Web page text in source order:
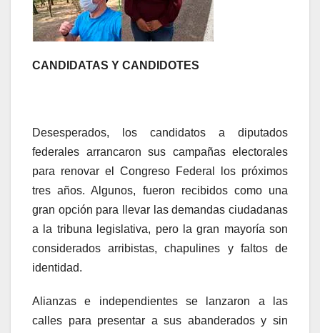
CANDIDATAS Y CANDIDOTES
Desesperados, los candidatos a diputados
federales arrancaron sus campañas electorales
para renovar el Congreso Federal los próximos
tres años. Algunos, fueron recibidos como una
gran opción para llevar las demandas ciudadanas
a la tribuna legislativa, pero la gran mayoría son
considerados arribistas, chapulines y faltos de
identidad.
Alianzas e independientes se lanzaron a las
calles para presentar a sus abanderados y sin